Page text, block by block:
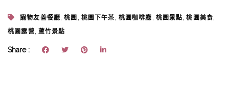
寵物友善餐廳 ,桃園 桃園下午茶 桃園咖啡廳 桃園景點 ,桃園美食
桃園露營 蘆竹景點
Share :